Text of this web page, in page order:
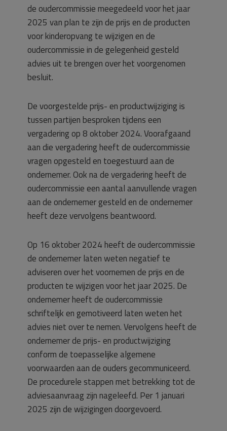
de oudercommissie meegedeeld voor het jaar
2025 van plan te zijn de prijs en de producten
voor kinderopvang te wijzigen en de
oudercommissie in de gelegenheid gesteld
advies uit te brengen over het voorgenomen
besluit.
De voorgestelde prijs- en productwijziging is
tussen partijen besproken tijdens een
vergadering op 8 oktober 2024. Voorafgaand
aan die vergadering heeft de oudercommissie
vragen opgesteld en toegestuurd aan de
ondernemer. Ook na de vergadering heeft de
oudercommissie een aantal aanvullende vragen
aan de ondernemer gesteld en de ondernemer
heeft deze vervolgens beantwoord.
Op 16 oktober 2024 heeft de oudercommissie
de ondernemer laten weten negatief te
adviseren over het voornemen de prijs en de
producten te wijzigen voor het jaar 2025. De
ondernemer heeft de oudercommissie
schriftelijk en gemotiveerd laten weten het
advies niet over te nemen. Vervolgens heeft de
ondernemer de prijs- en productwijziging
conform de toepasselijke algemene
voorwaarden aan de ouders gecommuniceerd.
De procedurele stappen met betrekking tot de
adviesaanvraag zijn nageleefd. Per 1 januari
2025 zijn de wijzigingen doorgevoerd.